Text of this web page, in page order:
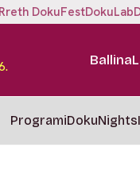
Rreth DokuFestDokuLab
Ballina
ProgramiDokuNights